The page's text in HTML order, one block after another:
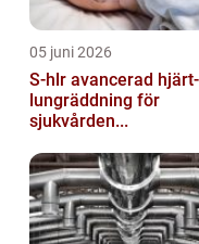
05 juni 2026
S-hlr avancerad hjärt-
lungräddning för
sjukvården...